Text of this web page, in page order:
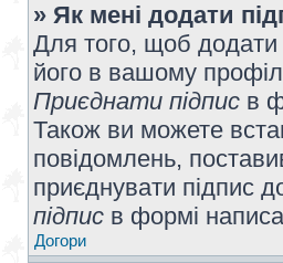
» Як мені додати
Для того, щоб додати
його в вашому
Приєднати підпис в
Також ви можете
повідомлень,
приєднувати підпис
підпис в формі
Догори